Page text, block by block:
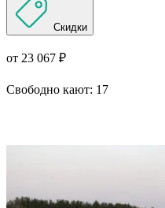
Скидки
от 23 067 ₽
Свободно кают: 17